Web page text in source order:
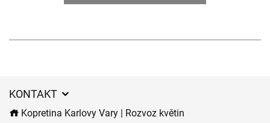
KONTAKT
Kopretina Karlovy Vary | Rozvoz květin